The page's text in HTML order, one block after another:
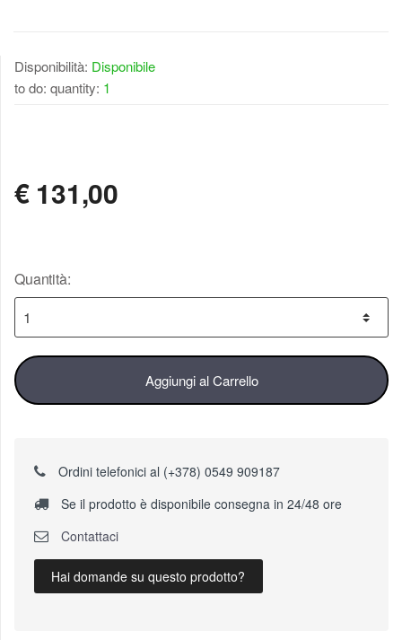
Disponibilità: Disponibile
to do: quantity: 1
€ 131,00
Quantità:
Aggiungi al Carrello
Ordini telefonici al (+378) 0549 909187
Se il prodotto è disponibile consegna in 24/48 ore
Contattaci
Hai domande su questo prodotto?